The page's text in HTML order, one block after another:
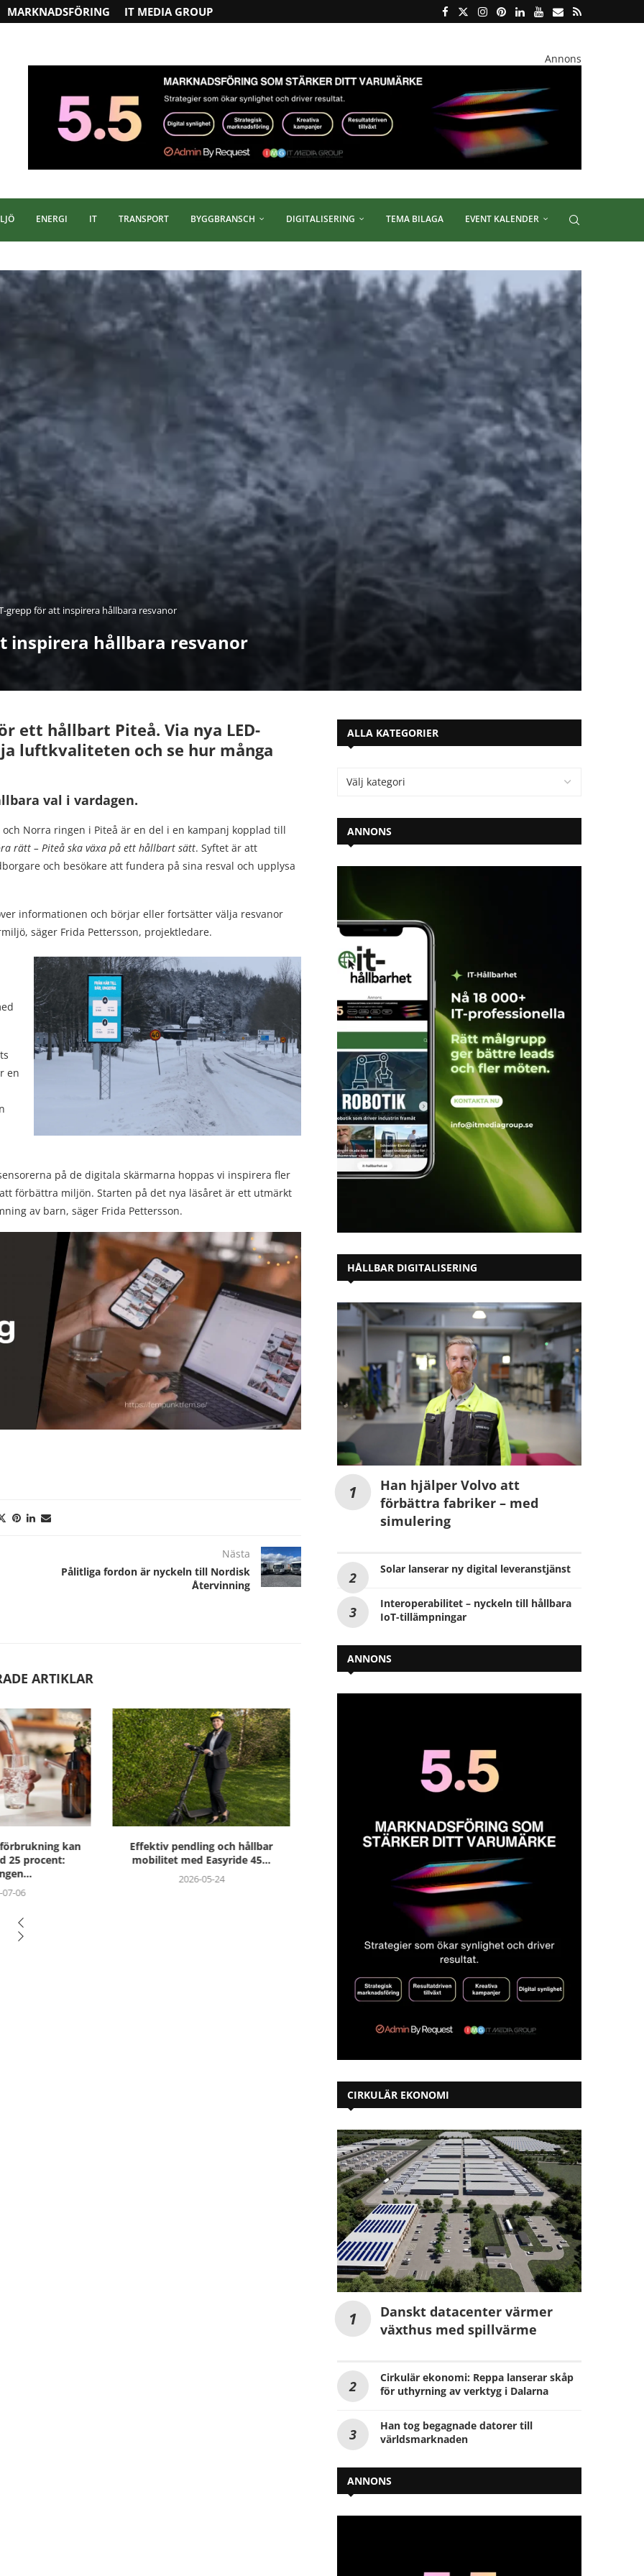
MARKNADSFÖRING IT MEDIA GROUP
Annons
ENERGI IT TRANSPORT BYGGBRANSCH DIGITALISERING TEMA BILAGA EVENT KALENDER
grepp för att inspirera hållbara resvanor
inspirera hållbara resvanor
ett hållbart Piteå. Via nya LED-
luftkvaliteten och se hur många
val i vardagen.
Norra ringen i Piteå är en del i en kampanj kopplad till
rätt – Piteå ska växa på ett hållbart sätt. Syftet är att
och besökare att fundera på sina resval och upplysa
informationen och börjar eller fortsätter välja resvanor
säger Frida Pettersson, projektledare.
en
på de digitala skärmarna hoppas vi inspirera fler
förbättra miljön. Starten på det nya läsåret är ett utmärkt
av barn, säger Frida Pettersson.
Nästa
Pålitliga fordon är nyckeln till Nordisk
Återvinning
ARTIKLAR
och hållbar
Easyride 45...
05-24
Arrive lanserar Move och banar väg
för en...
2026-05-13
Husqvarna Groups klimatmål
validerade av Science Based
Targets...
2026-05-12
På egna ben växlar upp
ALLA KATEGORIER
ANNONS
HÅLLBAR DIGITALISERING
Han hjälper Volvo att
förbättra fabriker – med
simulering
Solar lanserar ny digital leveranstjänst
Interoperabilitet – nyckeln till hållbara
IoT-tillämpningar
ANNONS
CIRKULÄR EKONOMI
Danskt datacenter värmer
växthus med spillvärme
Cirkulär ekonomi: Reppa lanserar skåp
för uthyrning av verktyg i Dalarna
Han tog begagnade datorer till
världsmarknaden
ANNONS